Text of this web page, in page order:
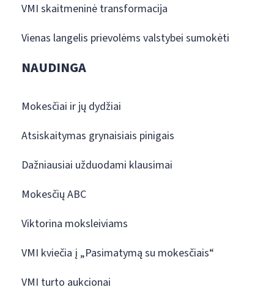
VMI skaitmeninė transformacija
Vienas langelis prievolėms valstybei sumokėti
NAUDINGA
Mokesčiai ir jų dydžiai
Atsiskaitymas grynaisiais pinigais
Dažniausiai užduodami klausimai
Mokesčių ABC
Viktorina moksleiviams
VMI kviečia į „Pasimatymą su mokesčiais“
VMI turto aukcionai